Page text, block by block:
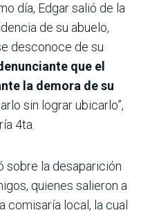
día, Edgar salió de la
de su abuelo,
desconoce de su
que el
la demora de su
sin lograr ubicarlo”,
4ta.
sobre la desaparición
quienes salieron a
comisaría local, la cual